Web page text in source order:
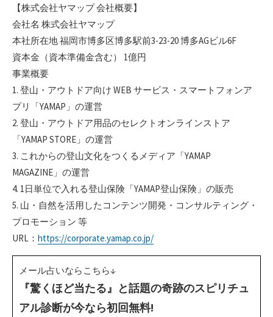
【株式会社ヤマップ 会社概要】
会社名 株式会社ヤマップ
本社所在地 福岡市博多区博多駅前3-23-20 博多AGビル6F
資本金（資本準備金含む） 1億円
事業概要
1. 登山・アウトドア向け WEB サービス・スマートフォンア
プリ「YAMAP」の運営
2. 登山・アウトドア用品のセレクトオンラインストア
「YAMAP STORE」の運営
3. これからの登山文化をつくるメディア「YAMAP
MAGAZINE」の運営
4. 1日単位で入れる登山保険「YAMAP登山保険」の販売
5. 山・自然を活用したコンテンツ開発・コンサルティング・
プロモーション 等
URL： https://corporate.yamap.co.jp/
メール占いならこちら↓
『驚くほど当たる』と話題の奇跡のスピリチュ
アル診断が今なら初回無料!